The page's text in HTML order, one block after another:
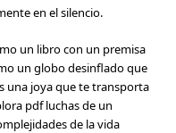
en el silencio.
un libro con un premisa
un globo desinflado que
una joya que te transporta
pdf luchas de un
de la vida